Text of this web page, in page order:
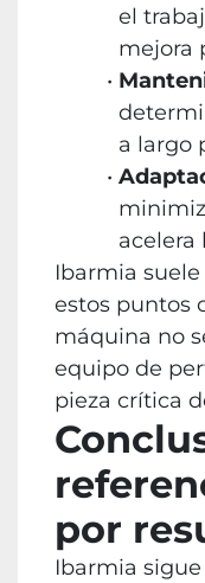
el
mejora
a largo
acelera
Ibarmia
estos puntos
máquina no
equipo de
pieza crítica
por
Ibarmia